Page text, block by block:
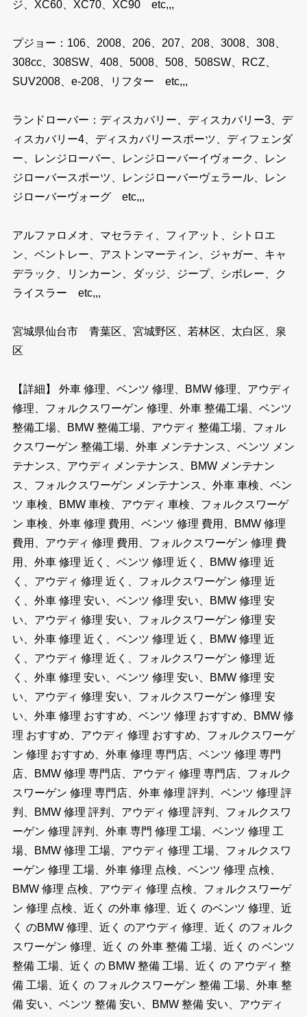
ジ、XC60、XC70、XC90 etc,,,
プジョー：106、2008、206、207、208、3008、308、
308cc、308SW、408、5008、508、508SW、RCZ、
SUV2008、e-208、リフター etc,,,
ランドローバー：ディスカバリー、ディスカバリー3、デ
ィスカバリー4、ディスカバリースポーツ、ディフェンダ
ー、レンジローバー、レンジローバーイヴォーク、レン
ジローバースポーツ、レンジローバーヴェラール、レン
ジローバーヴォーグ etc,,,
アルファロメオ、マセラティ、フィアット、シトロエ
ン、ベントレー、アストンマーティン、ジャガー、キャ
デラック、リンカーン、ダッジ、ジープ、シボレー、ク
ライスラー etc,,,
宮城県仙台市 青葉区、宮城野区、若林区、太白区、泉
区
【詳細】 外車 修理、ベンツ 修理、BMW 修理、アウディ
修理、フォルクスワーゲン 修理、外車 整備工場、ベンツ
整備工場、BMW 整備工場、アウディ 整備工場、フォル
クスワーゲン 整備工場、外車 メンテナンス、ベンツ メン
テナンス、アウディ メンテナンス、BMW メンテナン
ス、フォルクスワーゲン メンテナンス、外車 車検、ベン
ツ 車検、BMW 車検、アウディ 車検、フォルクスワーゲ
ン 車検、外車 修理 費用、ベンツ 修理 費用、BMW 修理
費用、アウディ 修理 費用、フォルクスワーゲン 修理 費
用、外車 修理 近く、ベンツ 修理 近く、BMW 修理 近
く、アウディ 修理 近く、フォルクスワーゲン 修理 近
く、外車 修理 安い、ベンツ 修理 安い、BMW 修理 安
い、アウディ 修理 安い、フォルクスワーゲン 修理 安
い、外車 修理 近く、ベンツ 修理 近く、BMW 修理 近
く、アウディ 修理 近く、フォルクスワーゲン 修理 近
く、外車 修理 安い、ベンツ 修理 安い、BMW 修理 安
い、アウディ 修理 安い、フォルクスワーゲン 修理 安
い、外車 修理 おすすめ、ベンツ 修理 おすすめ、BMW 修
理 おすすめ、アウディ 修理 おすすめ、フォルクスワーゲ
ン 修理 おすすめ、外車 修理 専門店、ベンツ 修理 専門
店、BMW 修理 専門店、アウディ 修理 専門店、フォルク
スワーゲン 修理 専門店、外車 修理 評判、ベンツ 修理 評
判、BMW 修理 評判、アウディ 修理 評判、フォルクスワ
ーゲン 修理 評判、外車 専門 修理 工場、ベンツ 修理 工
場、BMW 修理 工場、アウディ 修理 工場、フォルクスワ
ーゲン 修理 工場、外車 修理 点検、ベンツ 修理 点検、
BMW 修理 点検、アウディ 修理 点検、フォルクスワーゲ
ン 修理 点検、近く の外車 修理、近く のベンツ 修理、近
く のBMW 修理、近く のアウディ 修理、近く のフォルク
スワーゲン 修理、近く の 外車 整備 工場、近く の ベンツ
整備 工場、近く の BMW 整備 工場、近く の アウディ 整
備 工場、近く の フォルクスワーゲン 整備 工場、外車 整
備 安い、ベンツ 整備 安い、BMW 整備 安い、アウディ